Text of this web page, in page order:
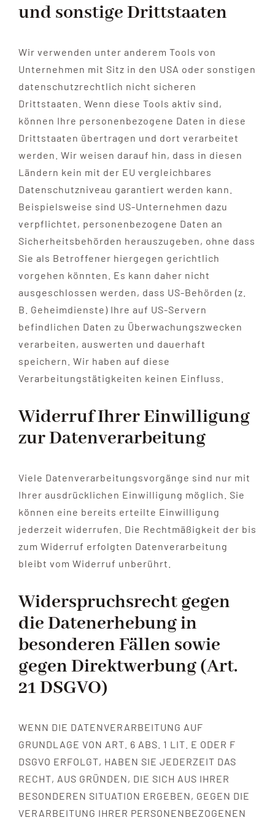
und sonstige Drittstaaten
Wir verwenden unter anderem Tools von
Unternehmen mit Sitz in den USA oder sonstigen
datenschutzrechtlich nicht sicheren
Drittstaaten. Wenn diese Tools aktiv sind,
können Ihre personenbezogene Daten in diese
Drittstaaten übertragen und dort verarbeitet
werden. Wir weisen darauf hin, dass in diesen
Ländern kein mit der EU vergleichbares
Datenschutzniveau garantiert werden kann.
Beispielsweise sind US-Unternehmen dazu
verpflichtet, personenbezogene Daten an
Sicherheitsbehörden herauszugeben, ohne dass
Sie als Betroffener hiergegen gerichtlich
vorgehen könnten. Es kann daher nicht
ausgeschlossen werden, dass US-Behörden (z.
B. Geheimdienste) Ihre auf US-Servern
befindlichen Daten zu Überwachungszwecken
verarbeiten, auswerten und dauerhaft
speichern. Wir haben auf diese
Verarbeitungstätigkeiten keinen Einfluss.
Widerruf Ihrer Einwilligung
zur Datenverarbeitung
Viele Datenverarbeitungsvorgänge sind nur mit
Ihrer ausdrücklichen Einwilligung möglich. Sie
können eine bereits erteilte Einwilligung
jederzeit widerrufen. Die Rechtmäßigkeit der bis
zum Widerruf erfolgten Datenverarbeitung
bleibt vom Widerruf unberührt.
Widerspruchsrecht gegen
die Datenerhebung in
besonderen Fällen sowie
gegen Direktwerbung (Art.
21 DSGVO)
WENN DIE DATENVERARBEITUNG AUF
GRUNDLAGE VON ART. 6 ABS. 1 LIT. E ODER F
DSGVO ERFOLGT, HABEN SIE JEDERZEIT DAS
RECHT, AUS GRÜNDEN, DIE SICH AUS IHRER
BESONDEREN SITUATION ERGEBEN, GEGEN DIE
VERARBEITUNG IHRER PERSONENBEZOGENEN